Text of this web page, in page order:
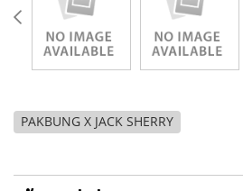
PAKBUNG X JACK SHERRY